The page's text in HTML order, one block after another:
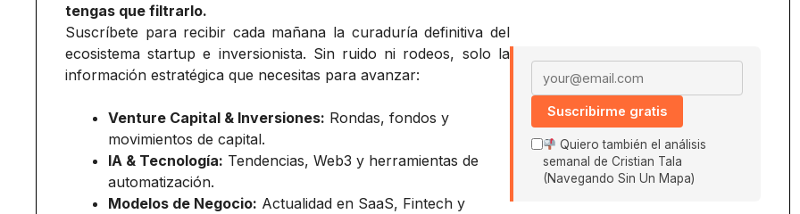
tengas que filtrarlo.
Suscríbete para recibir cada mañana la curaduría definitiva del
ecosistema startup e inversionista. Sin ruido ni rodeos, solo la
información estratégica que necesitas para avanzar:
Venture Capital & Inversiones: Rondas, fondos y
movimientos de capital.
IA & Tecnología: Tendencias, Web3 y herramientas de
automatización.
Modelos de Negocio: Actualidad en SaaS, Fintech y
Email address
Suscribirme gratis
Quiero también el análisis
semanal de Cristian Tala
(Navegando Sin Un Mapa)